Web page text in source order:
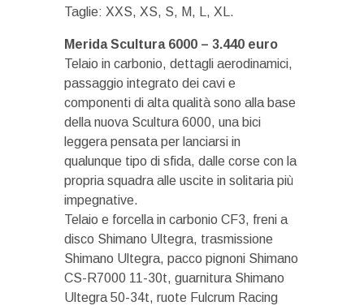
Taglie: XXS, XS, S, M, L, XL.
Merida Scultura 6000 – 3.440 euro
Telaio in carbonio, dettagli aerodinamici,
passaggio integrato dei cavi e
componenti di alta qualità sono alla base
della nuova Scultura 6000, una bici
leggera pensata per lanciarsi in
qualunque tipo di sfida, dalle corse con la
propria squadra alle uscite in solitaria più
impegnative.
Telaio e forcella in carbonio CF3, freni a
disco Shimano Ultegra, trasmissione
Shimano Ultegra, pacco pignoni Shimano
CS-R7000 11-30t, guarnitura Shimano
Ultegra 50-34t, ruote Fulcrum Racing